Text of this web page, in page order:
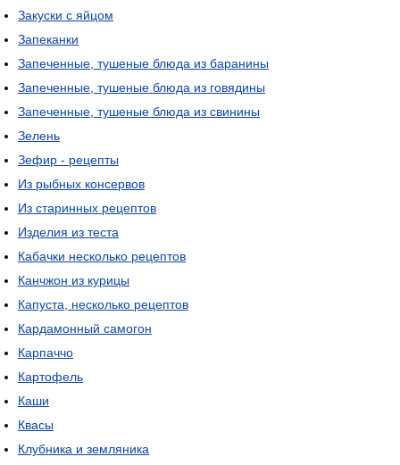
Закуски с яйцом
Запеканки
Запеченные, тушеные блюда из баранины
Запеченные, тушеные блюда из говядины
Запеченные, тушеные блюда из свинины
Зелень
Зефир - рецепты
Из рыбных консервов
Из старинных рецептов
Изделия из теста
Кабачки несколько рецептов
Канчжон из курицы
Капуста, несколько рецептов
Кардамонный самогон
Карпаччо
Картофель
Каши
Квасы
Клубника и земляника